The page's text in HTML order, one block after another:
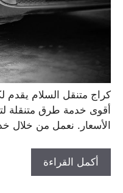
كراج متنقل السلام يقدم
أقوى خدمة طرق متنقلة
الأسعار. نعمل من خلال
أكمل القراءة